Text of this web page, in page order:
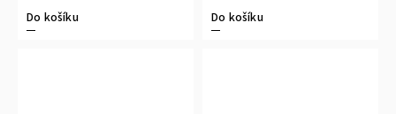
Do košíku Do košíku